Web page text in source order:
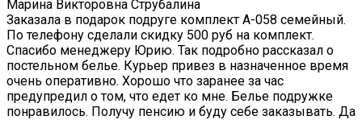
Марина Викторовна Струбалина
Заказала в подарок подруге комплект А-058 семейный.
По телефону сделали скидку 500 руб на комплект.
Спасибо менеджеру Юрию. Так подробно рассказал о
постельном белье. Курьер привез в назначенное время
очень оперативно. Хорошо что заранее за час
предупредил о том, что едет ко мне. Белье подружке
понравилось. Получу пенсию и буду себе заказывать. Да